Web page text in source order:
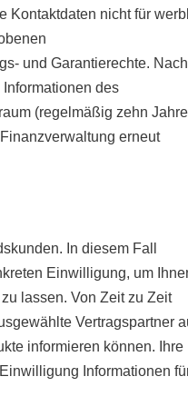
Kontaktdaten nicht für
und Garantierechte. Nach
des
(regelmäßig zehn
erneut
In diesem Fall
Einwilligung, um
lassen. Von Zeit zu Zeit
Vertragspartner
informieren können. Ihre
Informationen